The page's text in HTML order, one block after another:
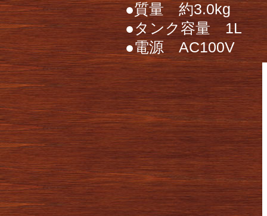
●質量 約3.0kg
●タンク容量 1L
●電源 AC100V